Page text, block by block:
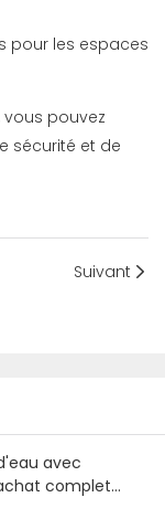
pour les espaces
pouvez
sécurité et de
Suivant
avec
complet